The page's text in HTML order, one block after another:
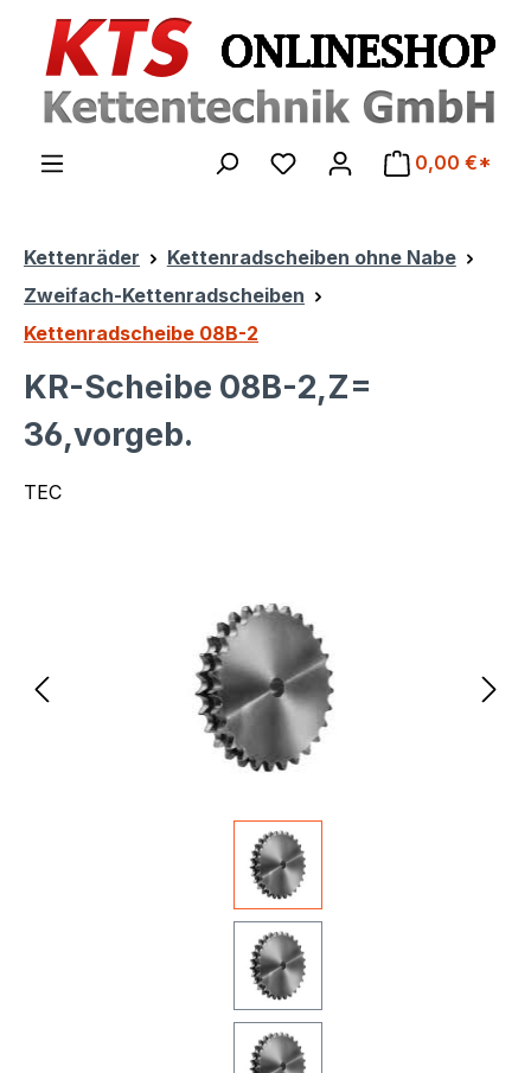
Zum Hauptinhalt springen
0,00 €*
Kettenräder
Kettenradscheiben ohne Nabe
Zweifach-Kettenradscheiben
Kettenradscheibe 08B-2
KR-Scheibe 08B-2,Z=
36,vorgeb.
TEC